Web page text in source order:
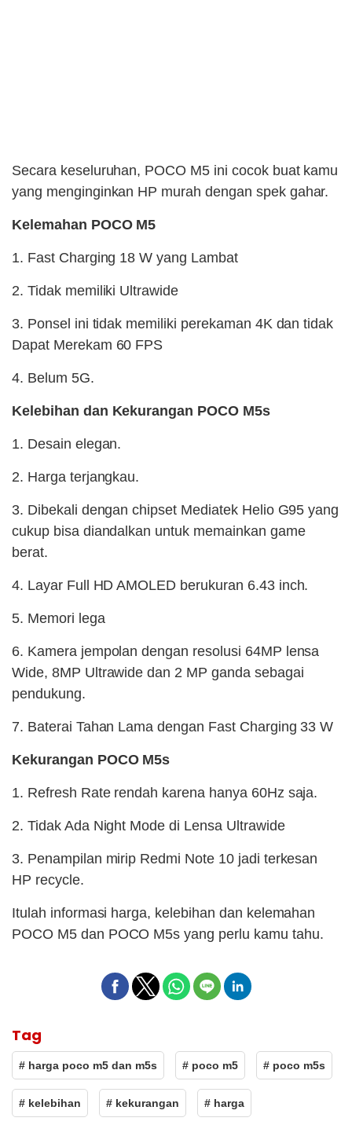
Secara keseluruhan, POCO M5 ini cocok buat kamu
yang menginginkan HP murah dengan spek gahar.
Kelemahan POCO M5
1. Fast Charging 18 W yang Lambat
2. Tidak memiliki Ultrawide
3. Ponsel ini tidak memiliki perekaman 4K dan tidak
Dapat Merekam 60 FPS
4. Belum 5G.
Kelebihan dan Kekurangan POCO M5s
1. Desain elegan.
2. Harga terjangkau.
3. Dibekali dengan chipset Mediatek Helio G95 yang
cukup bisa diandalkan untuk memainkan game
berat.
4. Layar Full HD AMOLED berukuran 6.43 inch.
5. Memori lega
6. Kamera jempolan dengan resolusi 64MP lensa
Wide, 8MP Ultrawide dan 2 MP ganda sebagai
pendukung.
7. Baterai Tahan Lama dengan Fast Charging 33 W
Kekurangan POCO M5s
1. Refresh Rate rendah karena hanya 60Hz saja.
2. Tidak Ada Night Mode di Lensa Ultrawide
3. Penampilan mirip Redmi Note 10 jadi terkesan
HP recycle.
Itulah informasi harga, kelebihan dan kelemahan
POCO M5 dan POCO M5s yang perlu kamu tahu.
Tag
# harga poco m5 dan m5s # poco m5 # poco m5s
# kelebihan # kekurangan # harga